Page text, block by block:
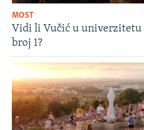
MOST
Vidi li Vučić u
broj 1?